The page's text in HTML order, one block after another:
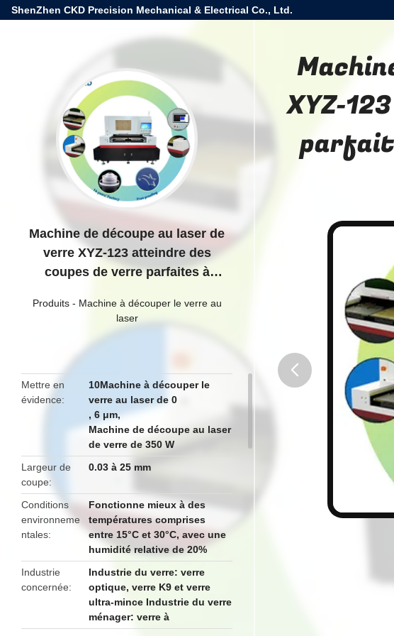
ShenZhen CKD Precision Mechanical & Electrical Co., Ltd.
Machine de découpe au laser de
verre XYZ-123 atteindre des
coupes de verre parfaites à
250W / 350W
Produits- Machine à découper le verre au
laser
Mettre en
évidence
10Machine à découper le
verre au laser de 0
,6 μm,
Machine de découpe au laser
de verre de 350 W
Largeur de
coupe
0.03 à 25 mm
Conditions
environneme
ntales
Fonctionne mieux à des
températures comprises
entre 15°C et 30°C, avec une
humidité relative de 20%
Industrie
concernée
Industrie du verre: verre
optique, verre K9 et verre
ultra-mince Industrie du verre
ménager: verre à
XYZ-